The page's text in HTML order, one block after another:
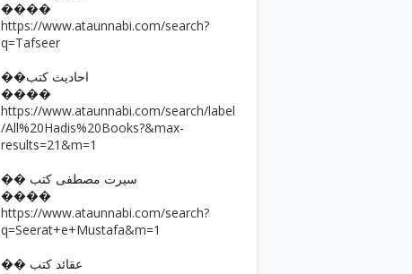
����
https://www.ataunnabi.com/search?
q=Tafseer
��احادیث کتب
����
https://www.ataunnabi.com/search/label
/All%20Hadis%20Books?&max-
results=21&m=1
�� سیرت مصطفی کتب
����
https://www.ataunnabi.com/search?
q=Seerat+e+Mustafa&m=1
�� عقائد کتب